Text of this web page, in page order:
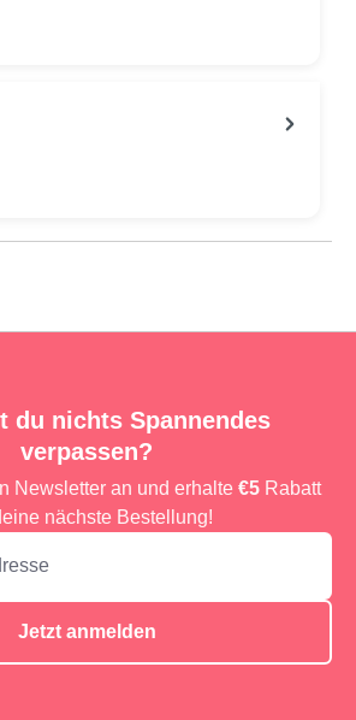
du nichts Spannendes
verpassen?
Newsletter an und erhalte €5 Rabatt
nächste Bestellung!
Jetzt anmelden